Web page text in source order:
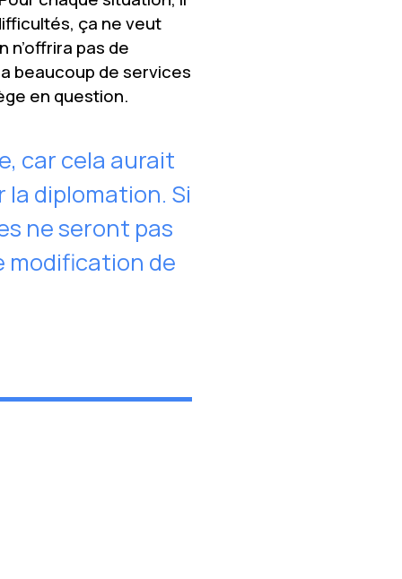
ça ne veut
n’offrira pas de
beaucoup de services
en question.
car cela aurait
diplomation. Si
ne seront pas
modification de